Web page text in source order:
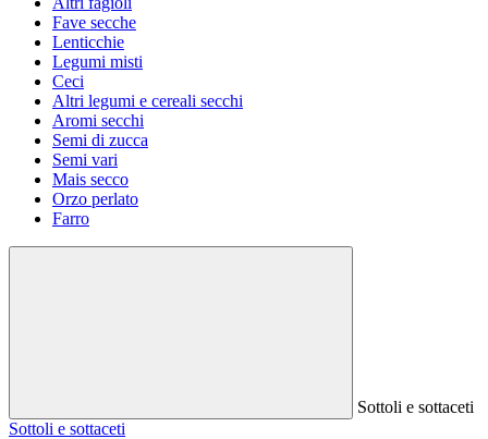
Fave secche
Lenticchie
Legumi misti
Ceci
Altri legumi e cereali secchi
Aromi secchi
Semi di zucca
Semi vari
Mais secco
Orzo perlato
Farro
Sottoli e sottaceti
Sottoli e sottaceti